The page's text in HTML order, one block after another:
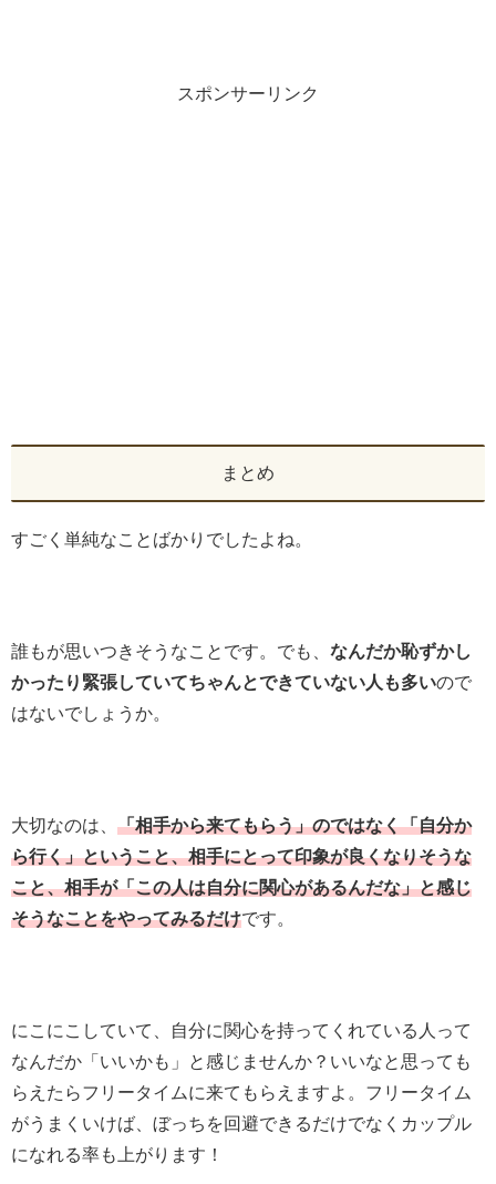
スポンサーリンク
まとめ
すごく単純なことばかりでしたよね。
誰もが思いつきそうなことです。でも、 なんだか恥ずかし
かったり緊張していてちゃんとできていない人も多いので
はないでしょうか。
大切なのは、 「相手から来てもらう」のではなく「自分か
ら行く」ということ、相手にとって印象が良くなりそうな
こと、相手が「この人は自分に関心があるんだな」と感じ
そうなことをやってみるだけです。
にこにこしていて、自分に関心を持ってくれている人って
なんだか「いいかも」と感じませんか？いいなと思っても
らえたらフリータイムに来てもらえますよ。フリータイム
がうまくいけば、ぼっちを回避できるだけでなくカップル
になれる率も上がります！